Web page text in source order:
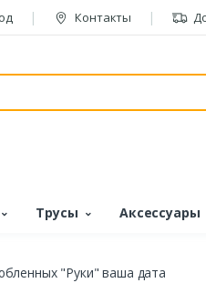
Контакты
Трусы Аксессуары
"Руки" ваша дата